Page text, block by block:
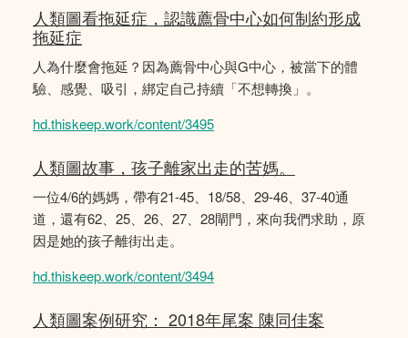
人類圖看拖延症，認識薦骨中心如何制約形成
拖延症
人為什麼會拖延？因為薦骨中心與G中心，被當下的體
驗、感覺、吸引，綁定自己持續「不想轉換」。
hd.thiskeep.work/content/3495
人類圖故事，孩子離家出走的苦媽。
一位4/6的媽媽，帶有21-45、18/58、29-46、37-40通
道，還有62、25、26、27、28閘門，來向我們求助，原
因是她的孩子離街出走。
hd.thiskeep.work/content/3494
人類圖案例研究： 2018年尾案 陳同佳案